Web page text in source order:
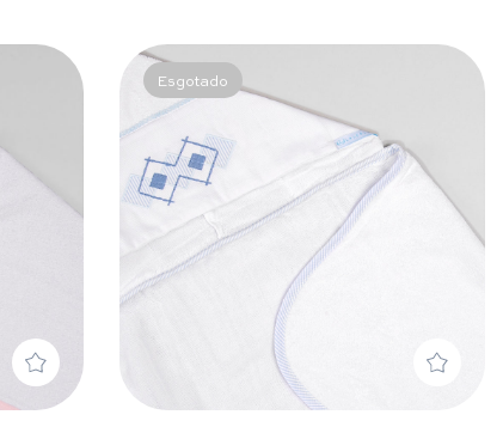
Esgotado